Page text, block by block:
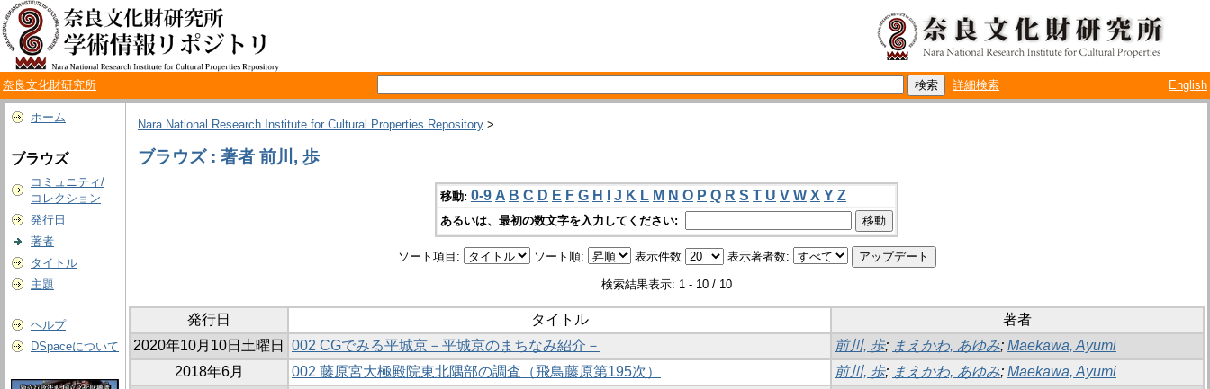
奈良文化財研究所 詳細検索 English
ホーム
ブラウズ
コミュニティ/
コレクション
発行日
著者
タイトル
主題
ヘルプ
DSpaceについて
Nara National Research Institute for Cultural Properties Repository >
ブラウズ : 著者 前川, 歩
移動: 0-9 A B C D E F G H J K L M N O P Q R S T U V W X Y Z
あるいは、最初の数文字を入力してください:
ソート項目: ソート順: 表示件数 表示著者数:
検索結果表示: 1 - 10 / 10
発行日 タイトル
著者
2020年10月10日土曜日
002 CGでみる平城京－平城京のまちなみ紹介－ 前川, 歩; まえかわ, あゆみ; Maekawa, Ayumi
2018年6月
002 藤原宮大極殿院東北隅部の調査（飛鳥藤原第195次） 前川, 歩; まえかわ, あゆみ; Maekawa, Ayumi